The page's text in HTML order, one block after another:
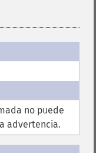
no puede
advertencia.